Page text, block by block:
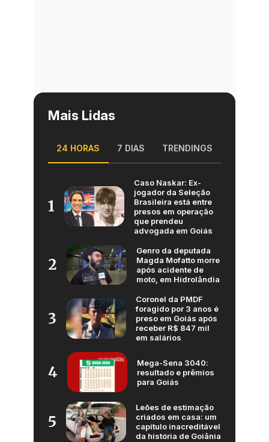
Mais Lidas
24 HORAS 7 DIAS TRENDINGS
1
Caso Naskar: Ex-
jogador da Seleção
Brasileira está entre
presos em operação
que prendeu
advogada em Goiás
2
Genro da deputada
Magda Mofatto morre
após acidente de
moto, em Hidrolândia
3
Coronel da PMDF
foragido por 3 anos é
preso em Goiás após
receber R$ 847 mil
em salários
4
Mega-Sena 3040:
resultado e prêmios
para Goiás
5
Leões de estimação
criados em casa: um
capítulo inacreditável
da história de Goiânia